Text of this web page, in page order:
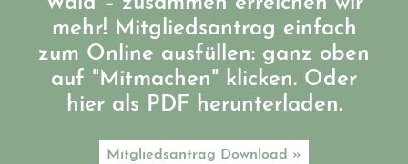
mehr! Mitgliedsantrag einfach
zum Online ausfüllen: ganz oben
auf "Mitmachen" klicken. Oder
hier als PDF herunterladen.
Mitgliedsantrag Download »